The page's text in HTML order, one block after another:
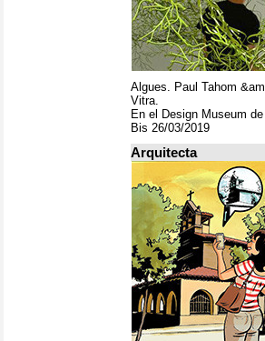
Algues. Paul Tahom
Vitra.
En el Design Museum
Bis 26/03/2019
Arquitecta